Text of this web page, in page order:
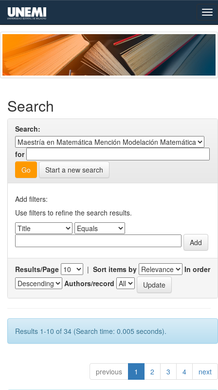
Skip
navigation
Search
Search:
for
Start a new search
Add filters:
Use filters to refine the search results.
Results/Page | Sort items by
In order
Authors/record
Results 1-10 of 34 (Search time: 0.005 seconds).
previous 1 2 3 4 next